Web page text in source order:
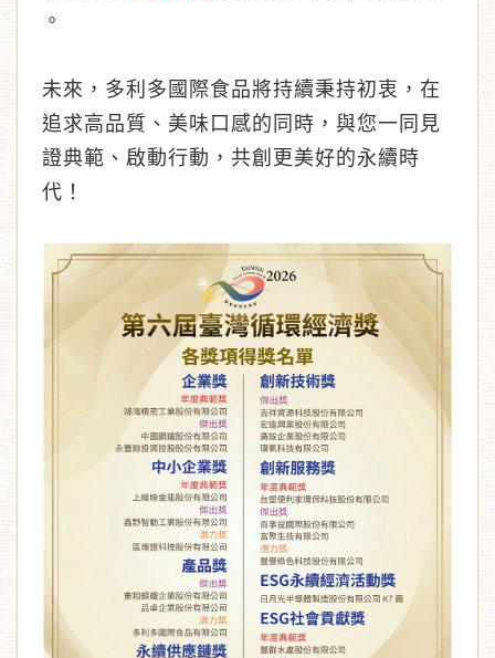
。
未來，多利多國際食品將持續秉持初衷，在
追求高品質、美味口感的同時，與您一同見
證典範、啟動行動，共創更美好的永續時
代！